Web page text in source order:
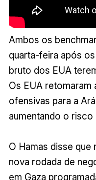
Ambos os
quarta-feira após
bruto dos EUA
Os EUA retomaram
ofensivas para a
aumentando o
O Hamas disse que
nova rodada de
em Gaza